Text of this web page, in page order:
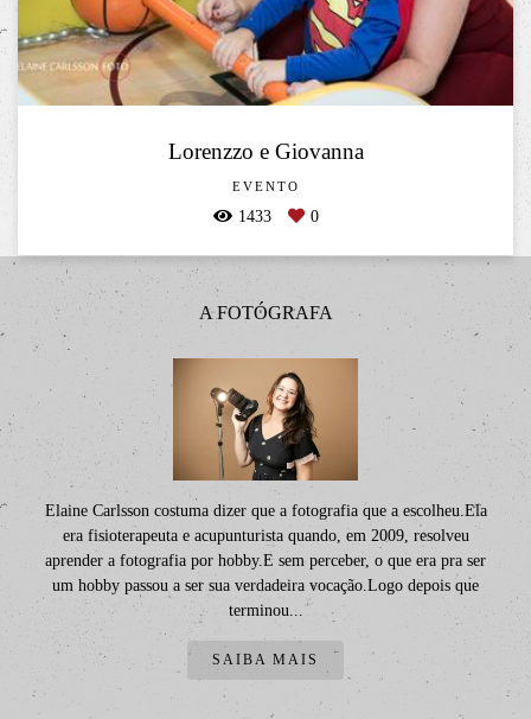
Lorenzzo e Giovanna
EVENTO
1433 0
A FOTÓGRAFA
Elaine Carlsson costuma dizer que a fotografia que a escolheu.Ela
era fisioterapeuta e acupunturista quando, em 2009, resolveu
aprender a fotografia por hobby.E sem perceber, o que era pra ser
um hobby passou a ser sua verdadeira vocação.Logo depois que
terminou...
SAIBA MAIS